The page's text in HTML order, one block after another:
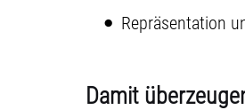
Repräsentation
Damit